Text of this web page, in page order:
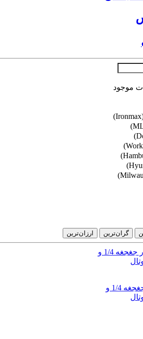
ارزان‌ترین
ست بکس و آچار جغجغه 1/4 و